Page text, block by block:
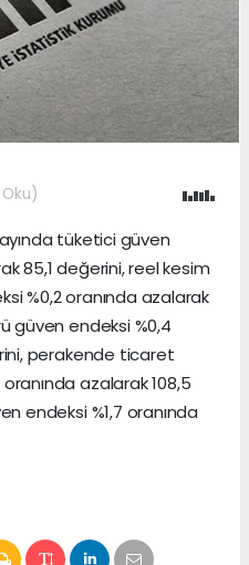
tüketici güven
85,1 değerini, reel kesim
%0,2 oranında azalarak
güven endeksi %0,4
perakende ticaret
azalarak 108,5
endeksi %1,7 oranında